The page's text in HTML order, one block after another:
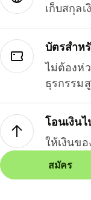
เก็บสกุล
บัตรสำห
ไม่ต้องห่
ธุรกรรม
โอนเงิน
ให้เงินข
สมัคร